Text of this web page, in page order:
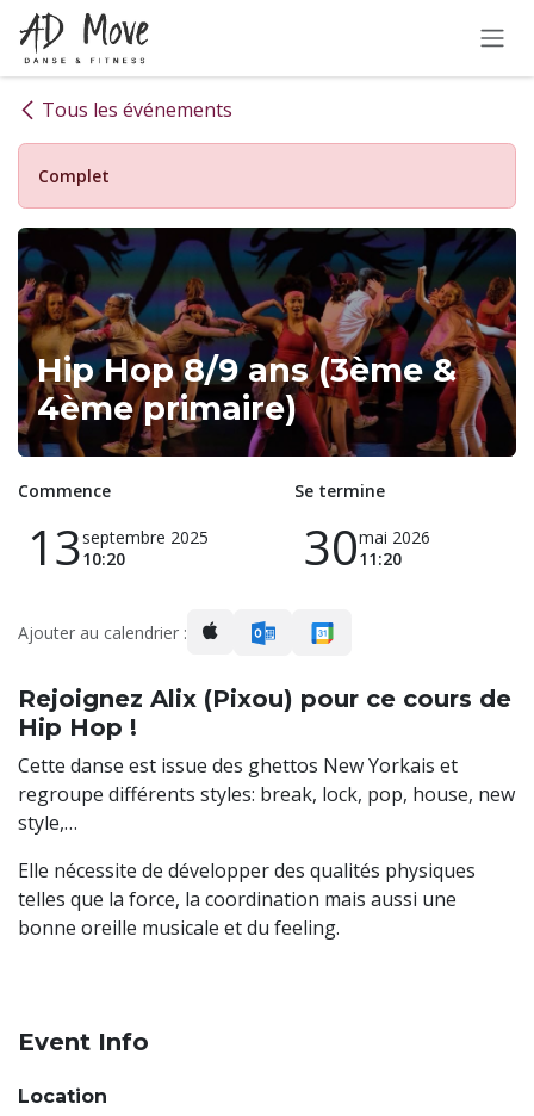
Se rendre au contenu
Tous les événements
Complet
Hip Hop 8/9 ans (3ème &
4ème primaire)
Commence
13septembre 2025
10:20
Se termine
30mai 2026
11:20
Ajouter au calendrier :
Rejoignez Alix (Pixou) pour ce cours de
Hip Hop !
Cette danse est issue des ghettos New Yorkais et
regroupe différents styles: break, lock, pop, house, new
style,…
Elle nécessite de développer des qualités physiques
telles que la force, la coordination mais aussi une
bonne oreille musicale et du feeling.
Event Info
Location